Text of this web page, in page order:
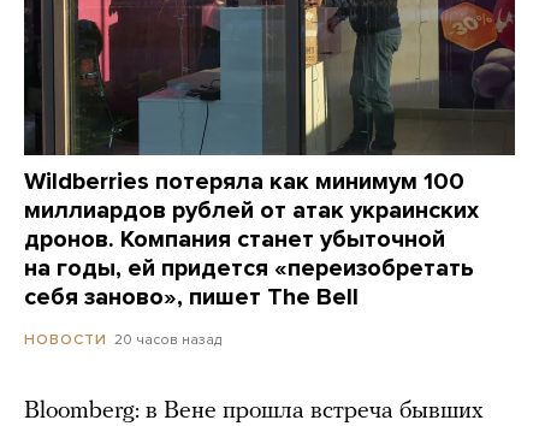
Wildberries потеряла как минимум 100
миллиардов рублей от атак украинских
дронов. Компания станет убыточной
на годы, ей придется «переизобретать
себя заново», пишет The Bell
НОВОСТИ 20 часов назад
Bloomberg: в Вене прошла встреча бывших